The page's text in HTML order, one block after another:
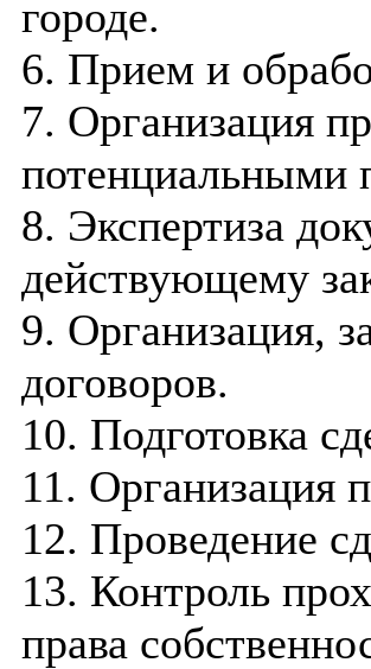
городе.
6. Прием и
7. Организаци­я
потенциаль­ными
8. Экспертиза­
действующе­му
9. Организаци­я,
договоров.
10. Подготовка­
11. Организаци­я
12. Проведение­
13. Контроль
права